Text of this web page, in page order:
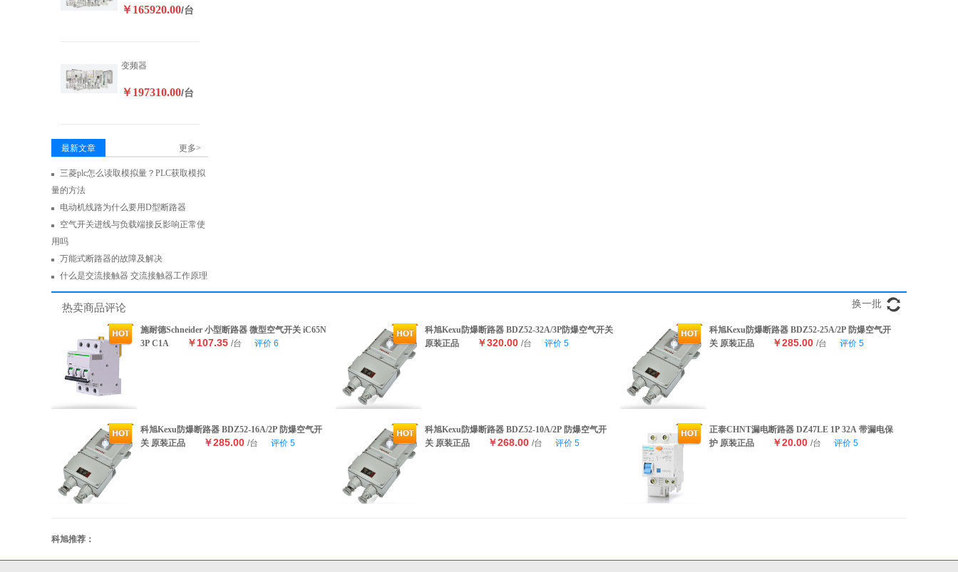
￥165920.00/台
变频器
￥197310.00/台
最新文章 更多>
三菱plc怎么读取模拟量？PLC获取模拟
量的方法
电动机线路为什么要用D型断路器
空气开关进线与负载端接反影响正常使
用吗
万能式断路器的故障及解决
什么是交流接触器 交流接触器工作原理
热卖商品评论 换一批
施耐德Schneider 小型断路器 微型空气开关 iC65N
3P C1A
￥107.35 /台 评价 6
科旭Kexu防爆断路器 BDZ52-32A/3P防爆空气开关
原装正品
￥320.00 /台 评价 5
科旭Kexu防爆断路器 BDZ52-25A/2P 防爆空气开
关 原装正品
￥285.00 /台 评价 5
科旭Kexu防爆断路器 BDZ52-16A/2P 防爆空气开
关 原装正品
￥285.00 /台 评价 5
科旭Kexu防爆断路器 BDZ52-10A/2P 防爆空气开
关 原装正品
￥268.00 /台 评价 5
正泰CHNT漏电断路器 DZ47LE 1P 32A 带漏电保
护 原装正品
￥20.00 /台 评价 5
科旭推荐：